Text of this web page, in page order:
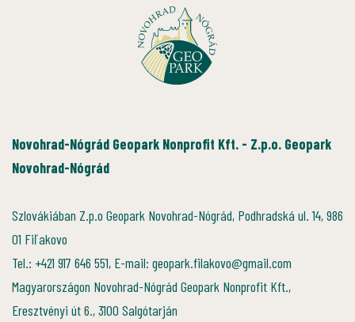
Novohrad-Nógrád Geopark Nonprofit Kft. - Z.p.o. Geopark
Novohrad-Nógrád
Szlovákiában Z.p.o Geopark Novohrad-Nógrád, Podhradská ul. 14, 986
01 Fiľakovo
Tel.: +421 917 646 551, E-mail: geopark.filakovo@gmail.com
Magyarországon Novohrad-Nógrád Geopark Nonprofit Kft.,
Eresztvényi út 6., 3100 Salgótarján